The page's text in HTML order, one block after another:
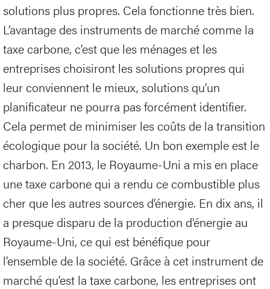
solutions plus propres. Cela fonctionne très bien.
L’avantage des instruments de marché comme la
taxe carbone, c’est que les ménages et les
entreprises choisiront les solutions propres qui
leur conviennent le mieux, solutions qu’un
planificateur ne pourra pas forcément identifier.
Cela permet de minimiser les coûts de la transition
écologique pour la société. Un bon exemple est le
charbon. En 2013, le Royaume-Uni a mis en place
une taxe carbone qui a rendu ce combustible plus
cher que les autres sources d’énergie. En dix ans, il
a presque disparu de la production d’énergie au
Royaume-Uni, ce qui est bénéfique pour
l’ensemble de la société. Grâce à cet instrument de
marché qu’est la taxe carbone, les entreprises ont